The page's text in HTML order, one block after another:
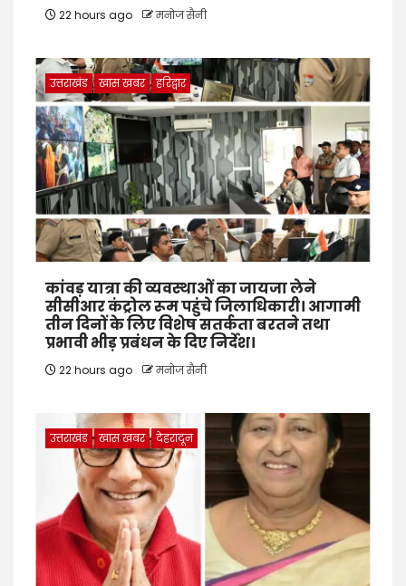
22 hours ago मनोज सैनी
उत्तराखंड खास खबर हरिद्वार
कांवड़ यात्रा की व्यवस्थाओं का जायजा लेने
सीसीआर कंट्रोल रूम पहुंचे जिलाधिकारी। आगामी
तीन दिनों के लिए विशेष सतर्कता बरतने तथा
प्रभावी भीड़ प्रबंधन के दिए निर्देश।
22 hours ago मनोज सैनी
उत्तराखंड खास खबर देहरादून